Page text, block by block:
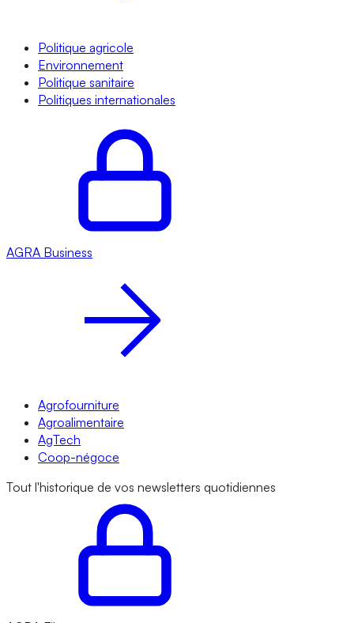
Politique agricole
Environnement
Politique sanitaire
Politiques internationales
AGRA Business
Agrofourniture
Agroalimentaire
AgTech
Coop-négoce
Tout l'historique de vos newsletters quotidiennes